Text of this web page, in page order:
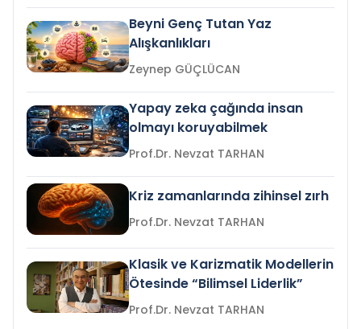
Beyni Genç Tutan Yaz
Alışkanlıkları
Zeynep GÜÇLÜCAN
Yapay zeka çağında insan
olmayı koruyabilmek
Prof.Dr. Nevzat TARHAN
Kriz zamanlarında zihinsel zırh
Prof.Dr. Nevzat TARHAN
Klasik ve Karizmatik Modellerin
Ötesinde “Bilimsel Liderlik”
Prof.Dr. Nevzat TARHAN